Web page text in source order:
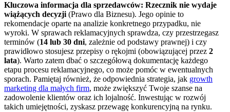
Kluczowa informacja dla sprzedawców: Rzecznik nie wydaje
wiążących decyzji (Prawo dla Biznesu). Jego opinie to
rekomendacje oparte na analizie konkretnego przypadku, nie
wyroki. W sprawach reklamacyjnych sprawdza, czy przestrzegasz
terminów (14 lub 30 dni, zależnie od podstawy prawnej) i czy
prawidłowo stosujesz przepisy o rękojmi (obowiązującej przez 2
lata). Warto zatem dbać o szczegółową dokumentację każdego
etapu procesu reklamacyjnego, co może pomóc w ewentualnych
sporach. Pamiętaj również, że odpowiednia strategia, jak growth
marketing dla małych firm, może zwiększyć Twoje szanse na
zadowolenie klientów oraz ich lojalność. Inwestując w rozwój
takich umiejętności, zyskasz przewagę konkurencyjną na rynku.